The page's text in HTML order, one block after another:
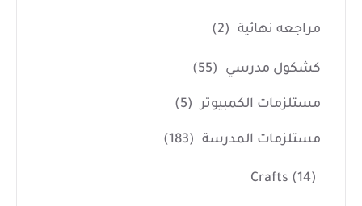
مراجعه نهائية (2)
كشكول مدرسي (55)
مستلزمات الكمبيوتر (5)
مستلزمات المدرسة (183)
Crafts (14)